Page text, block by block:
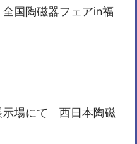
国陶磁器フェアin福
場にて 西日本陶磁